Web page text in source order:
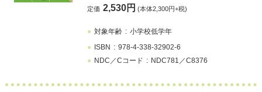
定価 2,530円 (本体2,300円+税)
対象年齢
小学校低学年
ISBN
978-4-338-32902-6
NDC／Cコード
NDC781／C8376